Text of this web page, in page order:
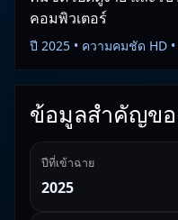
คอมพิวเตอร์
ปี 2025 • ความคมชัด HD
ข้อมูลสำคัญขอ
ปีที่เข้าฉาย
2025